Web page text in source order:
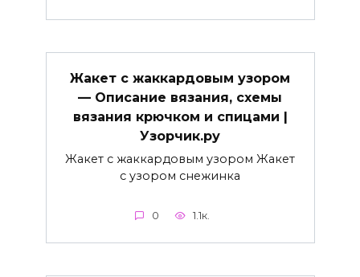
Жакет с жаккардовым узором
— Описание вязания, схемы
вязания крючком и спицами |
Узорчик.ру
Жакет с жаккардовым узором Жакет
с узором снежинка
0 1.1к.